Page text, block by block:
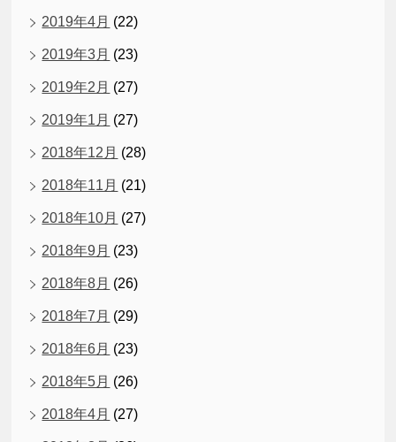
2019年4月 (22)
2019年3月 (23)
2019年2月 (27)
2019年1月 (27)
2018年12月 (28)
2018年11月 (21)
2018年10月 (27)
2018年9月 (23)
2018年8月 (26)
2018年7月 (29)
2018年6月 (23)
2018年5月 (26)
2018年4月 (27)